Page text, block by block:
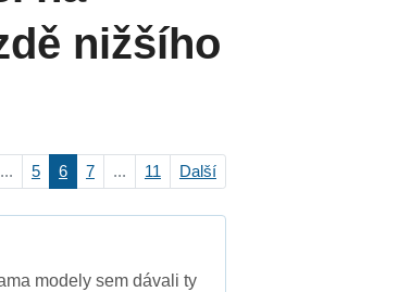
nižšího
... 5 6 7 ... 11 Další
modely sem dávali ty